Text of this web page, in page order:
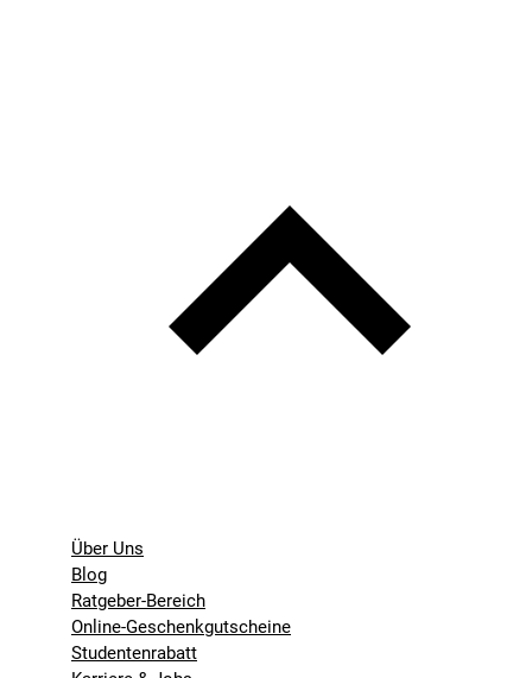
Über Uns
Blog
Ratgeber-Bereich
Online-Geschenkgutscheine
Studentenrabatt